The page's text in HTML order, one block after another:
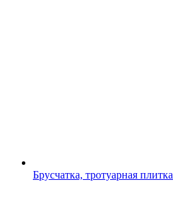
Брусчатка, тротуарная плитка